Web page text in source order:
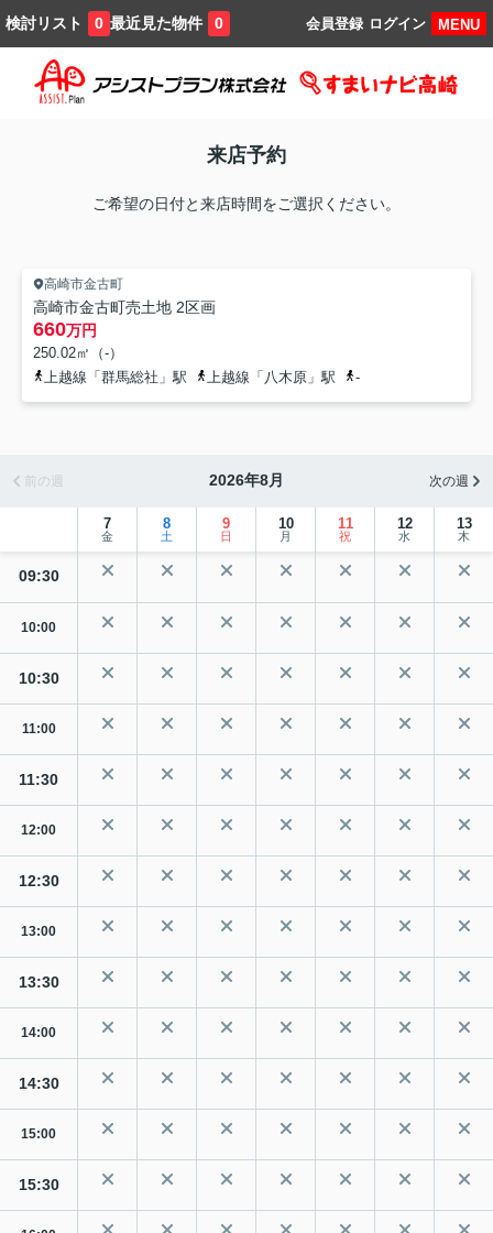
検討リスト 0 最近見た物件 0 MENU
ログイン
会員登録
来店予約
ご希望の日付と来店時間をご選択ください。
高崎市金古町
高崎市金古町売土地 2区画
660万円
250.02㎡（-）
上越線「群馬総社」駅
上越線「八木原」駅 -
前の週 2026年8月 次の週
7
金
8
土
9
日
10
月
11
祝
12
水
13
木
09:30
10:00
10:30
11:00
11:30
12:00
12:30
13:00
13:30
14:00
14:30
15:00
15:30